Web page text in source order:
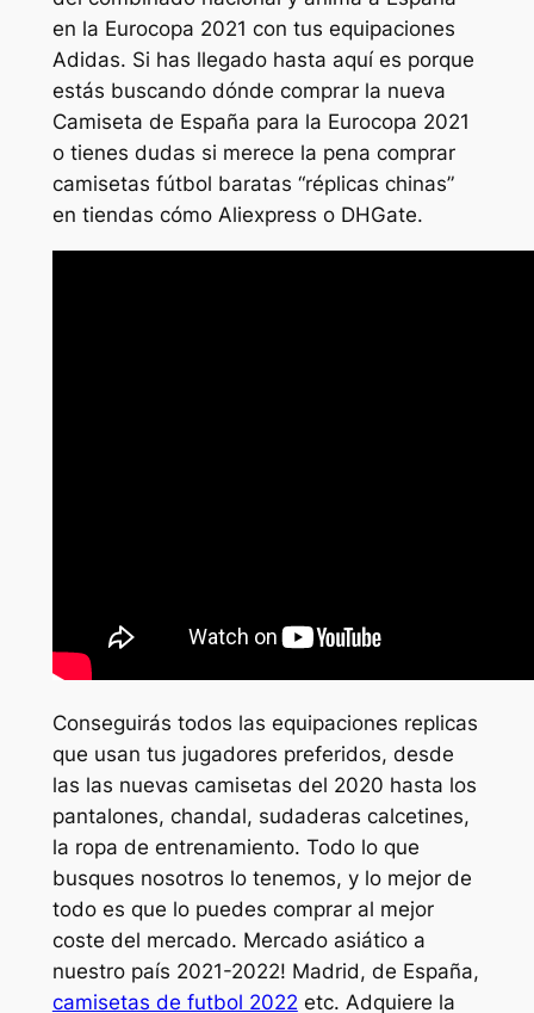
en la Eurocopa 2021 con tus equipaciones
Adidas. Si has llegado hasta aquí es porque
estás buscando dónde comprar la nueva
Camiseta de España para la Eurocopa 2021
o tienes dudas si merece la pena comprar
camisetas fútbol baratas “réplicas chinas”
en tiendas cómo Aliexpress o DHGate.
Conseguirás todos las equipaciones replicas
que usan tus jugadores preferidos, desde
las las nuevas camisetas del 2020 hasta los
pantalones, chandal, sudaderas calcetines,
la ropa de entrenamiento. Todo lo que
busques nosotros lo tenemos, y lo mejor de
todo es que lo puedes comprar al mejor
coste del mercado. Mercado asiático a
nuestro país 2021-2022! Madrid, de España,
camisetas de futbol 2022 etc. Adquiere la